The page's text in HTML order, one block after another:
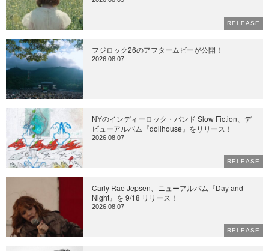
RELEASE
フジロック26のアフタームビーが公開！
2026.08.07
NYのインディーロック・バンド Slow Fiction、デ
ビューアルバム『dollhouse』をリリース！
2026.08.07
RELEASE
Carly Rae Jepsen、ニューアルバム『Day and
Night』を 9/18 リリース！
2026.08.07
RELEASE